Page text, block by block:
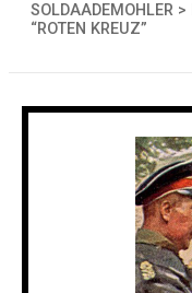
SOLDAADEMOHLER >
“ROTEN KREUZ”